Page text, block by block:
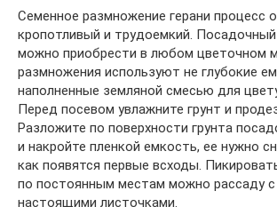
Семенное размножение герани процесс
кропотливый и трудоемкий.
можно приобрести в любом цветочном
размножения используют не глубокие
наполненные земляной смесью для
Перед посевом увлажните грунт и
Разложите по поверхности грунта
и накройте пленкой емкость, ее нужно
как появятся первые всходы.
по постоянным местам можно рассаду
настоящими листочками.